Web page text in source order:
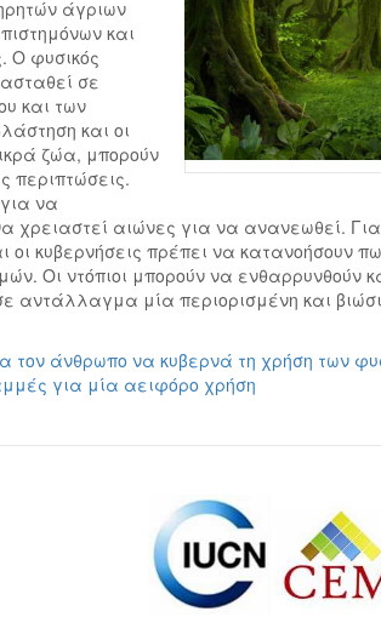
άγριων
και
Ο φυσικός
σε
και των
και οι
ζώα, μπορούν
περιπτώσεις.
να
αιώνες για να ανανεωθεί. Για
οι κυβερνήσεις πρέπει να κατανοήσουν
Οι ντόπιοι μπορούν να ενθαρρυνθούν
αντάλλαγμα μία περιορισμένη και
τον άνθρωπο να κυβερνά τη χρήση των
για μία αειφόρο χρήση